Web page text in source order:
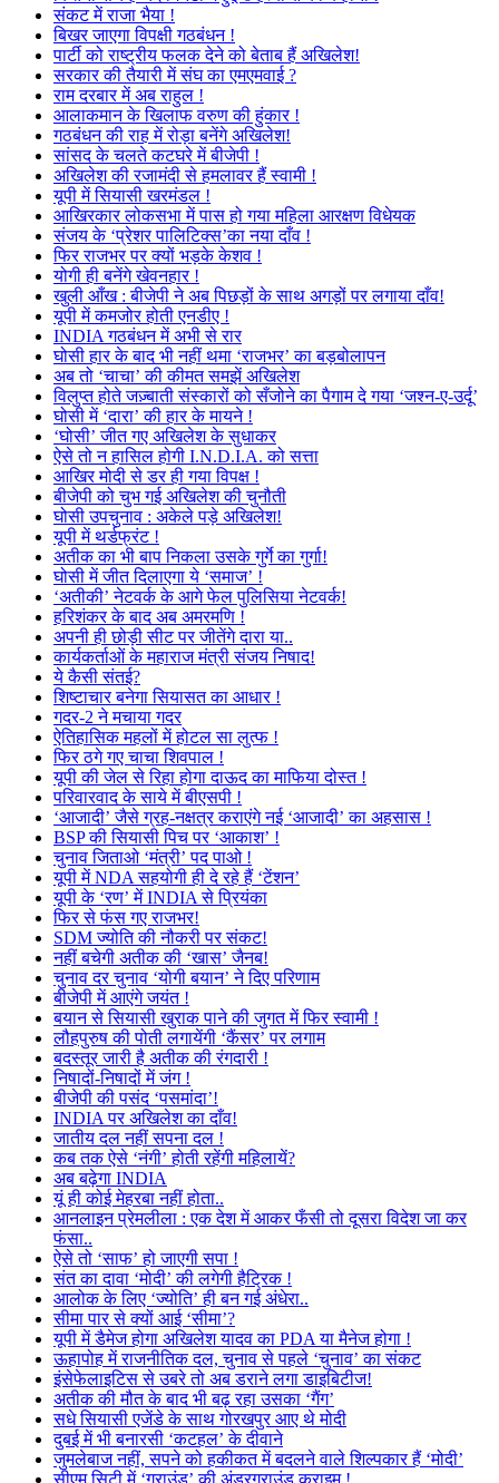
संकट में राजा भैया !
बिखर जाएगा विपक्षी गठबंधन !
पार्टी को राष्ट्रीय फलक देने को बेताब हैं अखिलेश!
सरकार की तैयारी में संघ का एमएमवाई ?
राम दरबार में अब राहुल !
आलाकमान के खिलाफ वरुण की हुंकार !
गठबंधन की राह में रोड़ा बनेंगे अखिलेश!
सांसद के चलते कटघरे में बीजेपी !
अखिलेश की रजामंदी से हमलावर हैं स्वामी !
यूपी में सियासी खरमंडल !
आखिरकार लोकसभा में पास हो गया महिला आरक्षण विधेयक
संजय के ‘प्रेशर पालिटिक्स’का नया दाँव !
फिर राजभर पर क्यों भड़के केशव !
योगी ही बनेंगे खेवनहार !
खुली आँख : बीजेपी ने अब पिछड़ों के साथ अगड़ों पर लगाया दाँव!
यूपी में कमजोर होती एनडीए !
INDIA गठबंधन में अभी से रार
घोसी हार के बाद भी नहीं थमा ‘राजभर’ का बड़बोलापन
अब तो ‘चाचा’ की कीमत समझें अखिलेश
विलुप्त होते जज़्बाती संस्कारों को सँजोने का पैगाम दे गया ‘जश्न-ए-उर्दू’
घोसी में ‘दारा’ की हार के मायने !
‘घोसी’ जीत गए अखिलेश के सुधाकर
ऐसे तो न हासिल होगी I.N.D.I.A. को सत्ता
आखिर मोदी से डर ही गया विपक्ष !
बीजेपी को चुभ गई अखिलेश की चुनौती
घोसी उपचुनाव : अकेले पड़े अखिलेश!
यूपी में थर्डफ्रंट !
अतीक का भी बाप निकला उसके गुर्गे का गुर्गा!
घोसी में जीत दिलाएगा ये ‘समाज’ !
‘अतीकी’ नेटवर्क के आगे फेल पुलिसिया नेटवर्क!
हरिशंकर के बाद अब अमरमणि !
अपनी ही छोड़ी सीट पर जीतेंगे दारा या..
कार्यकर्ताओं के महाराज मंत्री संजय निषाद!
ये कैसी संतई?
शिष्टाचार बनेगा सियासत का आधार !
गदर-2 ने मचाया गदर
ऐतिहासिक महलों में होटल सा लुत्फ !
फिर ठगे गए चाचा शिवपाल !
यूपी की जेल से रिहा होगा दाऊद का माफिया दोस्त !
परिवारवाद के साये में बीएसपी !
‘आजादी’ जैसे ग्रह-नक्षत्र कराएंगे नई ‘आजादी’ का अहसास !
BSP की सियासी पिच पर ‘आकाश’ !
चुनाव जिताओ ‘मंत्री’ पद पाओ !
यूपी में NDA सहयोगी ही दे रहे हैं ‘टेंशन’
यूपी के ‘रण’ में INDIA से प्रियंका
फिर से फंस गए राजभर!
SDM ज्योति की नौकरी पर संकट!
नहीं बचेगी अतीक की ‘खास’ जैनब!
चुनाव दर चुनाव ‘योगी बयान’ ने दिए परिणाम
बीजेपी में आएंगे जयंत !
बयान से सियासी खुराक पाने की जुगत में फिर स्वामी !
लौहपुरुष की पोती लगायेंगी ‘कैंसर’ पर लगाम
बदस्तूर जारी है अतीक की रंगदारी !
निषादों-निषादों में जंग !
बीजेपी की पसंद ‘पसमांदा’!
INDIA पर अखिलेश का दाँव!
जातीय दल नहीं सपना दल !
कब तक ऐसे ‘नंगी’ होती रहेंगी महिलायें?
अब बढ़ेगा INDIA
यूं ही कोई मेहरबा नहीं होता..
आनलाइन प्रेमलीला : एक देश में आकर फँसी तो दूसरा विदेश जा कर
फंसा..
ऐसे तो ‘साफ’ हो जाएगी सपा !
संत का दावा ‘मोदी’ की लगेगी हैट्रिक !
आलोक के लिए ‘ज्योति’ ही बन गई अंधेरा..
सीमा पार से क्यों आई ‘सीमा’?
यूपी में डैमेज होगा अखिलेश यादव का PDA या मैनेज होगा !
ऊहापोह में राजनीतिक दल, चुनाव से पहले ‘चुनाव’ का संकट
इंसेफेलाइटिस से उबरे तो अब डराने लगा डाइबिटीज!
अतीक की मौत के बाद भी बढ़ रहा उसका ‘गैंग’
सधे सियासी एजेंडे के साथ गोरखपुर आए थे मोदी
दुबई में भी बनारसी ‘कटहल’ के दीवाने
जुमलेबाज नहीं, सपने को हकीकत में बदलने वाले शिल्पकार हैं ‘मोदी’
सीएम सिटी में ‘ग्राउंड’ की अंडरग्राउंड क्राइम !